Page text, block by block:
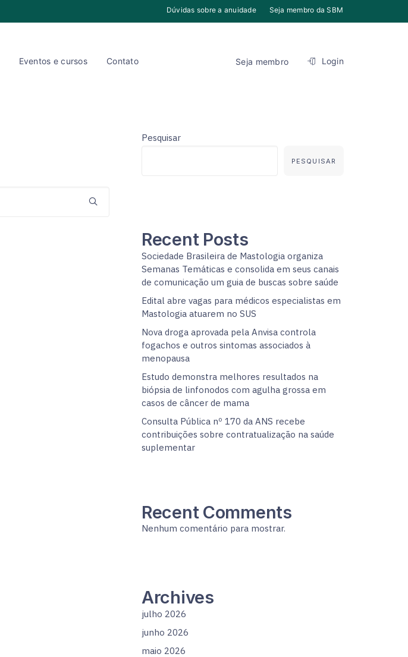
Dúvidas sobre a anuidade Seja membro da SBM
Eventos e cursos Contato Seja membro Login
Pesquisar
PESQUISAR
Recent Posts
Sociedade Brasileira de Mastologia organiza
Semanas Temáticas e consolida em seus canais
de comunicação um guia de buscas sobre saúde
Edital abre vagas para médicos especialistas em
Mastologia atuarem no SUS
Nova droga aprovada pela Anvisa controla
fogachos e outros sintomas associados à
menopausa
Estudo demonstra melhores resultados na
biópsia de linfonodos com agulha grossa em
casos de câncer de mama
Consulta Pública nº 170 da ANS recebe
contribuições sobre contratualização na saúde
suplementar
Recent Comments
Nenhum comentário para mostrar.
Archives
julho 2026
junho 2026
maio 2026